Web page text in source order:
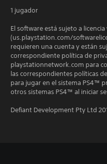
1 jugador
El software está sujeto a
(us.playstation.com/
requieren una cuenta y están
correspondiente política de
playstationnetwork.com para
las correspondientes políticas
para jugar en el sistema PS4™
otros sistemas PS4™ al iniciar
Defiant Development Pty Ltd